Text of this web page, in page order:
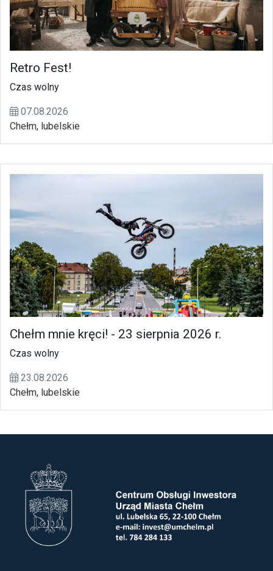
Retro Fest!
Czas wolny
07.08.2026
Chełm, lubelskie
Chełm mnie kręci! - 23 sierpnia 2026 r.
Czas wolny
23.08.2026
Chełm, lubelskie